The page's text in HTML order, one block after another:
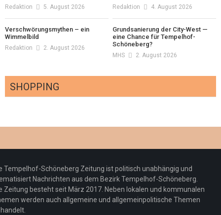
Redaktion 5. August 2026 Redaktion 4. August 2026
Verschwörungsmythen – ein
Wimmelbild
Redaktion 2. August 2026
Grundsanierung der City-West —
eine Chance für Tempelhof-
Schöneberg?
MHS 2. August 2026
SHOPPING
Redaktion 23. Juli 2026
Pepe Jeans London mit Summer Sale und
neuer Kollektion
Redaktion 19. Juli 2026
Woher kommt der Honig? – Neue EU-
Regeln gelten 14. Juni
Tempelhof-Schöneberg Zeitung ist politisch unabhängig und
Nachrichten aus dem Bezirk Tempelhof-Schöneberg.
Zeitung besteht seit März 2017. Neben lokalen und kommunalen
werden auch allgemeine und allgemeinpolitische Themen